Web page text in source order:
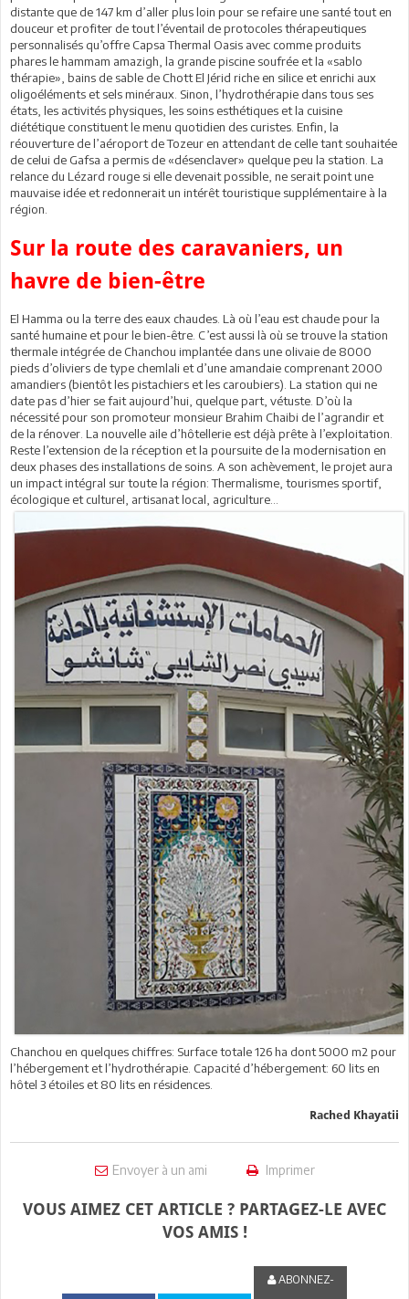
distante que de 147 km d’aller plus loin pour se refaire une santé tout en
douceur et profiter de tout l’éventail de protocoles thérapeutiques
personnalisés qu’offre Capsa Thermal Oasis avec comme produits
phares le hammam amazigh, la grande piscine soufrée et la «sablo
thérapie», bains de sable de Chott El Jérid riche en silice et enrichi aux
oligoéléments et sels minéraux. Sinon, l’hydrothérapie dans tous ses
états, les activités physiques, les soins esthétiques et la cuisine
diététique constituent le menu quotidien des curistes. Enfin, la
réouverture de l’aéroport de Tozeur en attendant de celle tant souhaitée
de celui de Gafsa a permis de «désenclaver» quelque peu la station. La
relance du Lézard rouge si elle devenait possible, ne serait point une
mauvaise idée et redonnerait un intérêt touristique supplémentaire à la
région.
Sur la route des caravaniers, un
havre de bien-être
El Hamma ou la terre des eaux chaudes. Là où l’eau est chaude pour la
santé humaine et pour le bien-être. C’est aussi là où se trouve la station
thermale intégrée de Chanchou implantée dans une olivaie de 8000
pieds d’oliviers de type chemlali et d’une amandaie comprenant 2000
amandiers (bientôt les pistachiers et les caroubiers). La station qui ne
date pas d’hier se fait aujourd’hui, quelque part, vétuste. D’où la
nécessité pour son promoteur monsieur Brahim Chaibi de l’agrandir et
de la rénover. La nouvelle aile d’hôtellerie est déjà prête à l’exploitation.
Reste l’extension de la réception et la poursuite de la modernisation en
deux phases des installations de soins. A son achèvement, le projet aura
un impact intégral sur toute la région: Thermalisme, tourismes sportif,
écologique et culturel, artisanat local, agriculture…
Chanchou en quelques chiffres: Surface totale 126 ha dont 5000 m2 pour
l’hébergement et l’hydrothérapie. Capacité d’hébergement: 60 lits en
hôtel 3 étoiles et 80 lits en résidences.
Rached Khayatii
Envoyer à un ami Imprimer
VOUS AIMEZ CET ARTICLE ? PARTAGEZ-LE AVEC
VOS AMIS !
ABONNEZ-